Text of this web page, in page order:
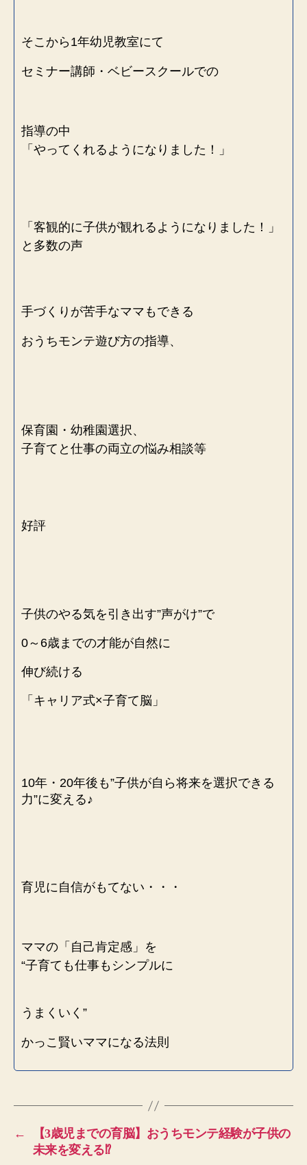
そこから1年幼児教室にて
セミナー講師・ベビースクールでの
指導の中
「やってくれるようになりました！」
「客観的に子供が観れるようになりました！」
と多数の声
手づくりが苦手なママもできる
おうちモンテ遊び方の指導、
保育園・幼稚園選択、
子育てと仕事の両立の悩み相談等
好評
子供のやる気を引き出す”声がけ”で
0～6歳までの才能が自然に
伸び続ける
「キャリア式×子育て脳」
10年・20年後も”子供が自ら将来を選択できる
力”に変える♪
育児に自信がもてない・・・
ママの「自己肯定感」を
“子育ても仕事もシンプルに
うまくいく”
かっこ賢いママになる法則
←
【3歳児までの育脳】おうちモンテ経験が子供の
未来を変える⁉︎